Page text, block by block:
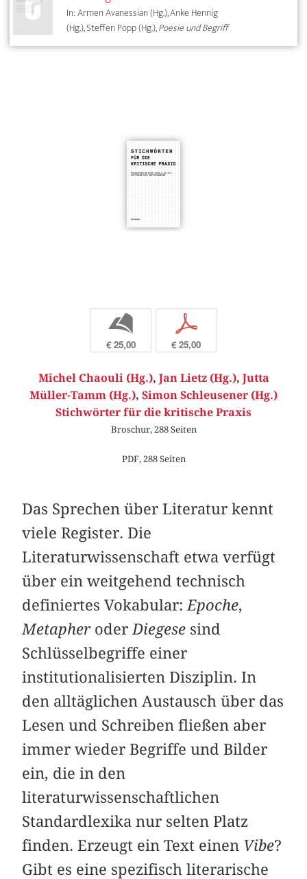
In: Armen Avanessian (Hg.), Anke Hennig
(Hg.), Steffen Popp (Hg.),Poesie und Begriff
b
€ 25,00
p
€ 25,00
Michel Chaouli (Hg.), Jan Lietz (Hg.), Jutta
Müller-Tamm (Hg.), Simon Schleusener (Hg.)
Stichwörter für die kritische Praxis
Broschur, 288 Seiten
PDF, 288 Seiten
Das Sprechen über Literatur kennt
viele Register. Die
Literaturwissenschaft etwa verfügt
über ein weitgehend technisch
definiertes Vokabular: Epoche,
Metapheroder Diegese sind
Schlüsselbegriffe einer
institutionalisierten Disziplin. In
den alltäglichen Austausch über das
Lesen und Schreiben fließen aber
immer wieder Begriffe und Bilder
ein, die in den
literaturwissenschaftlichen
Standardlexika nur selten Platz
finden. Erzeugt ein Text einen Vibe?
Gibt es eine spezifisch literarische